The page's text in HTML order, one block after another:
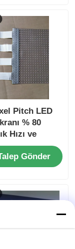
Pitch LED
% 80
Hızı ve
Merkezi
için 300W
Gönder